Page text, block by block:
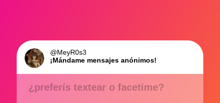
@MeyR0s3
¡Mándame mensajes anónimos!
¿preferís textear o facetime?